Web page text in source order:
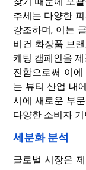
추세는 다양한
강조하며, 이는
비건 화장품 브
케팅 캠페인을
진함으로써 이
는 뷰티 산업 내
시에 새로운 부
다양한 소비자
세분화 분석
글로벌 시장은